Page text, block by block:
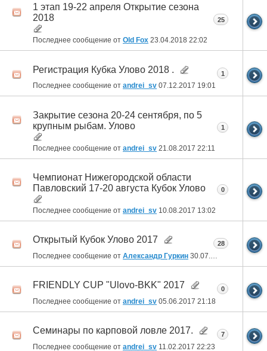
1 этап 19-22 апреля Открытие сезона
2018
Последнее сообщение от Old Fox 23.04.2018 22:02
25
Регистрация Кубка Улово 2018 .
Последнее сообщение от andrei_sv 07.12.2017 19:01
1
Закрытие сезона 20-24 сентября, по 5
крупным рыбам. Улово
Последнее сообщение от andrei_sv 21.08.2017 22:11
1
Чемпионат Нижегородской области
Павловский 17-20 августа Кубок Улово
Последнее сообщение от andrei_sv 10.08.2017 13:02
0
Открытый Кубок Улово 2017
Последнее сообщение от Александр Гуркин 30.07.2017
28
FRIENDLY CUP "Ulovo-BKK" 2017
Последнее сообщение от andrei_sv 05.06.2017 21:18
0
Семинары по карповой ловле 2017.
Последнее сообщение от andrei_sv 11.02.2017 22:23
7